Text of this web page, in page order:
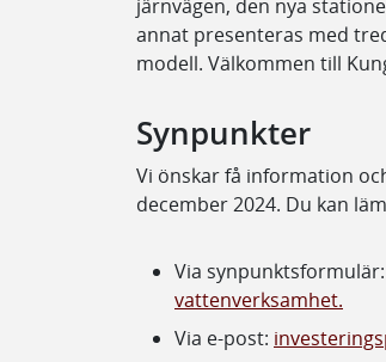
järnvägen, den nya
annat presenteras med
modell. Välkommen till
Synpunkter
Vi önskar få information
december 2024. Du kan
Via
vattenverksamhet.
Via e-post: